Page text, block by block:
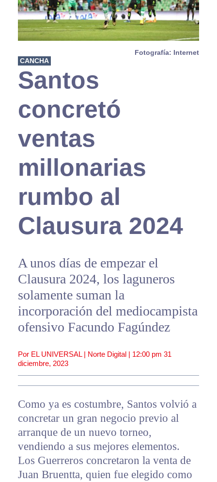
Fotografía: Internet
CANCHA
Santos
concretó
ventas
millonarias
rumbo al
Clausura 2024
A unos días de empezar el
Clausura 2024, los laguneros
solamente suman la
incorporación del mediocampista
ofensivo Facundo Fagúndez
Por EL UNIVERSAL | Norte Digital | 12:00 pm 31
diciembre, 2023
Como ya es costumbre, Santos volvió a
concretar un gran negocio previo al
arranque de un nuevo torneo,
vendiendo a sus mejores elementos.
Los Guerreros concretaron la venta de
Juan Bruentta, quien fue elegido como